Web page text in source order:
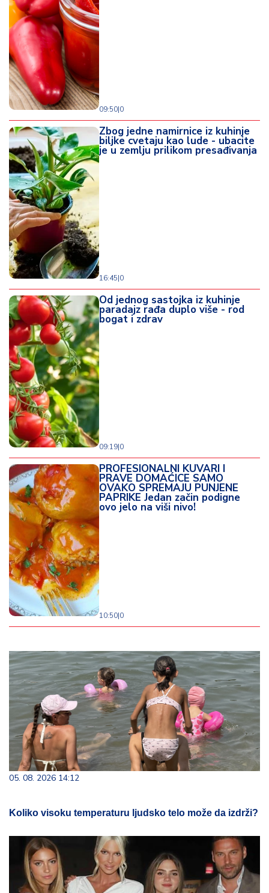
09:50|0
Zbog jedne namirnice iz kuhinje
biljke cvetaju kao lude - ubacite
je u zemlju prilikom presađivanja
16:45|0
Od jednog sastojka iz kuhinje
paradajz rađa duplo više - rod
bogat i zdrav
09:19|0
PROFESIONALNI KUVARI I
PRAVE DOMAĆICE SAMO
OVAKO SPREMAJU PUNJENE
PAPRIKE Jedan začin podigne
ovo jelo na viši nivo!
10:50|0
05. 08. 2026 14:12
Koliko visoku temperaturu ljudsko telo može da izdrži?